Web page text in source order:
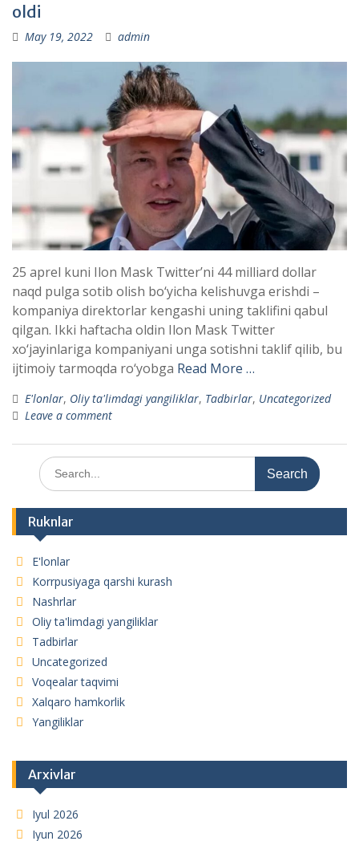
oldi
May 19, 2022 admin
25 aprel kuni Ilon Mask Twitter’ni 44 milliard dollar
naqd pulga sotib olish bo‘yicha kelishuvga erishdi –
kompaniya direktorlar kengashi uning taklifini qabul
qilgan. Ikki haftacha oldin Ilon Mask Twitter
xo‘jayinlariga kompaniyani unga sotishni taklif qilib, bu
ijtimoiy tarmoqda ro‘yobga Read More …
E'lonlar, Oliy ta'limdagi yangiliklar, Tadbirlar, Uncategorized
Leave a comment
Search
for:
Ruknlar
E'lonlar
Korrpusiyaga qarshi kurash
Nashrlar
Oliy ta'limdagi yangiliklar
Tadbirlar
Uncategorized
Voqealar taqvimi
Xalqaro hamkorlik
Yangiliklar
Arxivlar
Iyul 2026
Iyun 2026